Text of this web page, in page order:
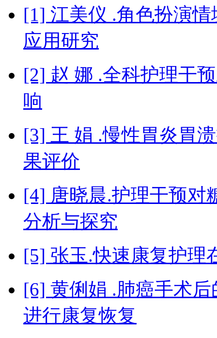
[1] 江美仪 .角色扮演
应用研究
[2] 赵 娜 .全科护理干
响
[3] 王 娟 .慢性胃炎胃
果评价
[4] 唐晓晨.护理干预对
分析与探究
[5] 张玉.快速康复护理
[6] 黄俐娟 .肺癌手术
进行康复恢复